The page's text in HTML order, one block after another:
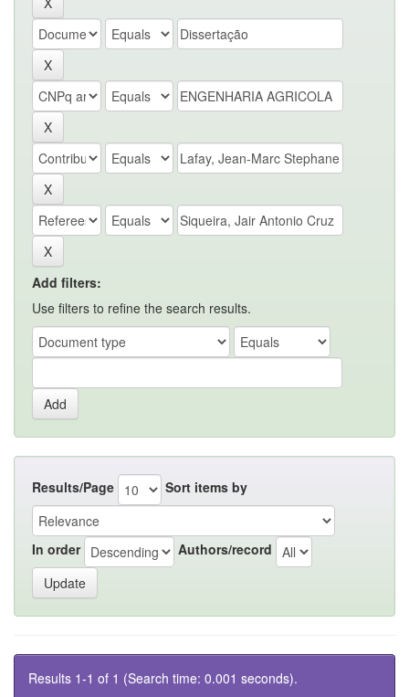
Add filters:
Use filters to refine the search results.
Results/Page Sort items by
In order Authors/record
Results 1-1 of 1 (Search time: 0.001 seconds).